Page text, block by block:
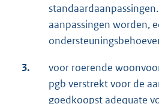
aanpassingen worden,
3.
voor roerende
pgb verstrekt voor de
goedkoopst adequate